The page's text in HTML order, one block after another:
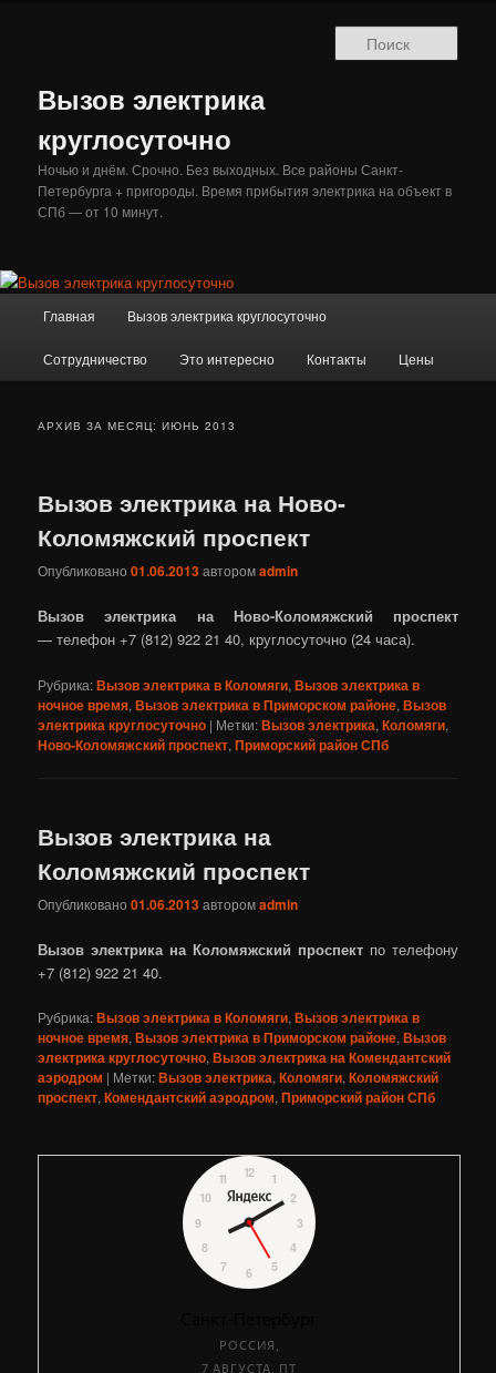
Вызов электрика
круглосуточно
Ночью и днём. Срочно. Без выходных. Все районы Санкт-
Петербурга + пригороды. Время прибытия электрика на объект в
СПб — от 10 минут.
Главная Вызов электрика круглосуточно
Сотрудничество Это интересно Контакты Цены
АРХИВ ЗА МЕСЯЦ:ИЮНЬ 2013
Вызов электрика на Ново-
Коломяжский проспект
Опубликовано01.06.2013авторомadmin
Вызов электрика на Ново-Коломяжский проспект
— телефон +7 (812) 922 21 40, круглосуточно (24 часа).
Рубрика:Вызов электрика в Коломяги,Вызов электрика в
ночное время,Вызов электрика в Приморском районе,Вызов
электрика круглосуточно | Метки:Вызов электрика,Коломяги,
Ново-Коломяжский проспект,Приморский район СПб
Вызов электрика на
Коломяжский проспект
Опубликовано01.06.2013авторомadmin
Вызов электрика на Коломяжский проспектпо телефону
+7 (812) 922 21 40.
Рубрика:Вызов электрика в Коломяги,Вызов электрика в
ночное время,Вызов электрика в Приморском районе,Вызов
электрика круглосуточно,Вызов электрика на Комендантский
аэродром | Метки:Вызов электрика,Коломяги,Коломяжский
проспект,Комендантский аэродром,Приморский район СПб